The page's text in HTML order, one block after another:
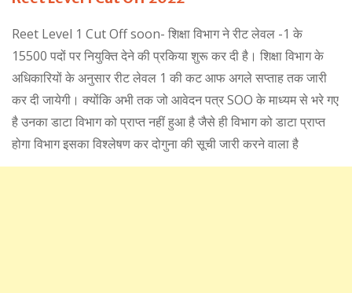
Reet Level 1 Cut Off soon- शिक्षा विभाग ने रीट लेवल -1 के
15500 पदों पर नियुक्ति देने की प्रकिया शुरू कर दी है। शिक्षा विभाग के
अधिकारियों के अनुसार रीट लेवल 1 की कट आफ अगले सप्ताह तक जारी
कर दी जायेगी। क्योंकि अभी तक जो आवेदन पत्र SOO के माध्यम से भरे गए
है उनका डाटा विभाग को प्राप्त नहीं हुआ है जैसे ही विभाग को डाटा प्राप्त
होगा विभाग इसका विश्लेषण कर दोगुना की सूची जारी करने वाला है